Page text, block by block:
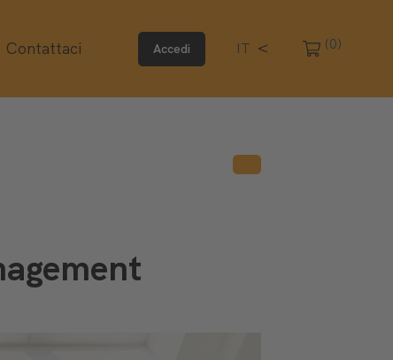
Contattaci Accedi IT (0)